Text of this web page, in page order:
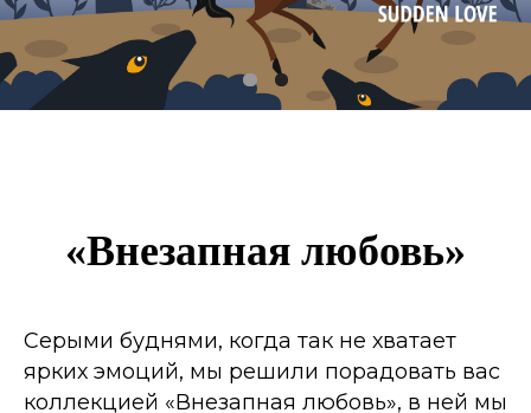
«Внезапная любовь»
Серыми буднями, когда так не хватает
ярких эмоций, мы решили порадовать вас
коллекцией «Внезапная любовь», в ней мы